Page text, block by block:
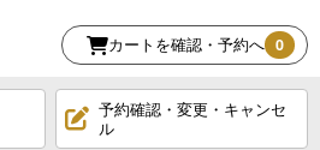
カートを確認・予約へ 0
予約確認・変更・キャンセ
ル